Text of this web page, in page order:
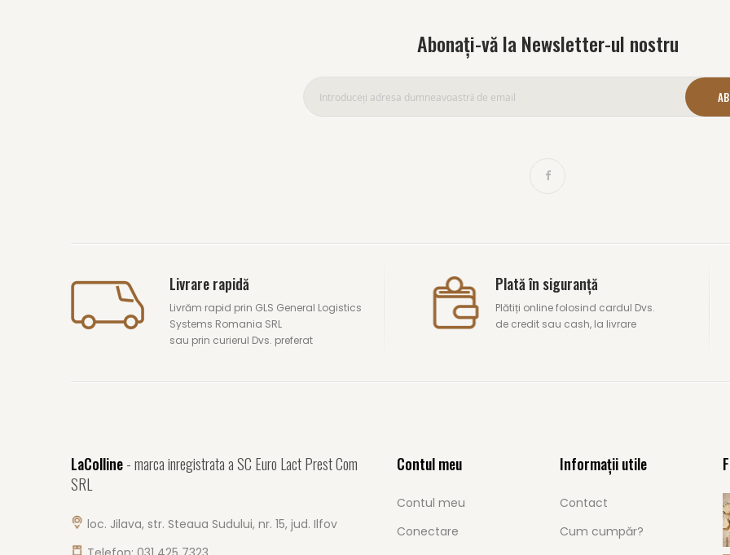
Abonați-vă la Newsletter-ul nostru
Livrare rapidă
Livrăm rapid prin GLS General Logistics
Systems Romania SRL
sau prin curierul Dvs. preferat
Plată în siguranță
Plătiți online folosind cardul Dvs.
de credit sau cash, la livrare
LaColline- marca inregistrata a SC Euro Lact Prest Com
SRL
loc. Jilava, str. Steaua Sudului, nr. 15, jud. Ilfov
Contul meu
Contul meu
Conectare
Informații utile
Contact
Cum cumpăr?